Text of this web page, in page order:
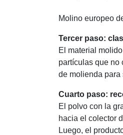
Molino europeo
Tercer paso:
El material
partículas que no
de molienda para
Cuarto paso:
El polvo con la
hacia el colector
Luego, el